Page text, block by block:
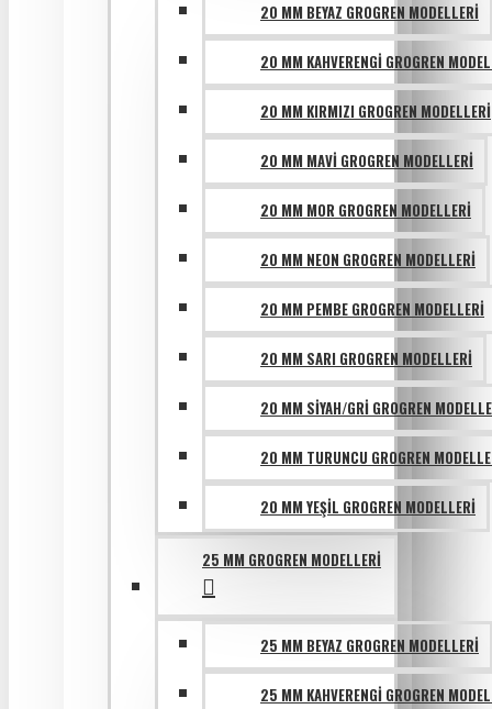
20 MM BEYAZ GROGREN MODELLERI
20 MM KAHVERENGI GROGREN
20 MM KIRMIZI GROGREN MODELLERI
20 MM MAVI GROGREN MODELLERI
20 MM MOR GROGREN MODELLERI
20 MM NEON GROGREN MODELLERI
20 MM PEMBE GROGREN MODELLERI
20 MM SARI GROGREN MODELLERI
20 MM SIYAH/GRI GROGREN
20 MM TURUNCU GROGREN
20 MM YEŞIL GROGREN MODELLERI
25 MM GROGREN MODELLERI
25 MM BEYAZ GROGREN MODELLERI
25 MM KAHVERENGI GROGREN